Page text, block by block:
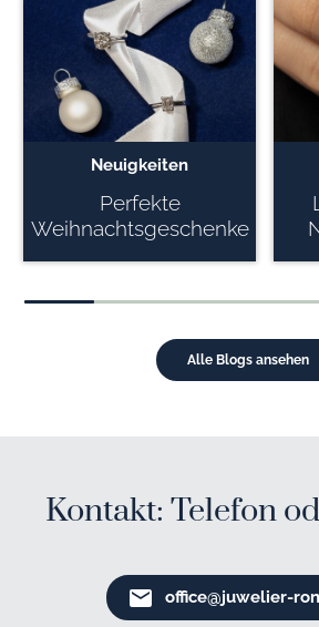
Neuigkeiten
Perfekte
Weihnachtsgeschenke
Alle Blogs ansehen
Kontakt: Telefon
office@juwelier-